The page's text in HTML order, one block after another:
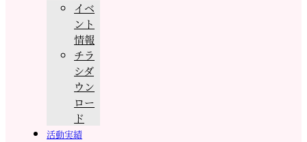
イベ
ント
情報
チラ
シダ
ウン
ロー
ド
活動実績